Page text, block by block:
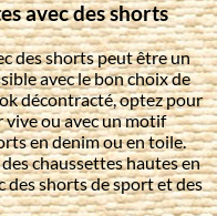
avec des shorts
des shorts peut être un
avec le bon choix de
décontracté, optez pour
vive ou avec un motif
en denim ou en toile.
chaussettes hautes en
shorts de sport et des